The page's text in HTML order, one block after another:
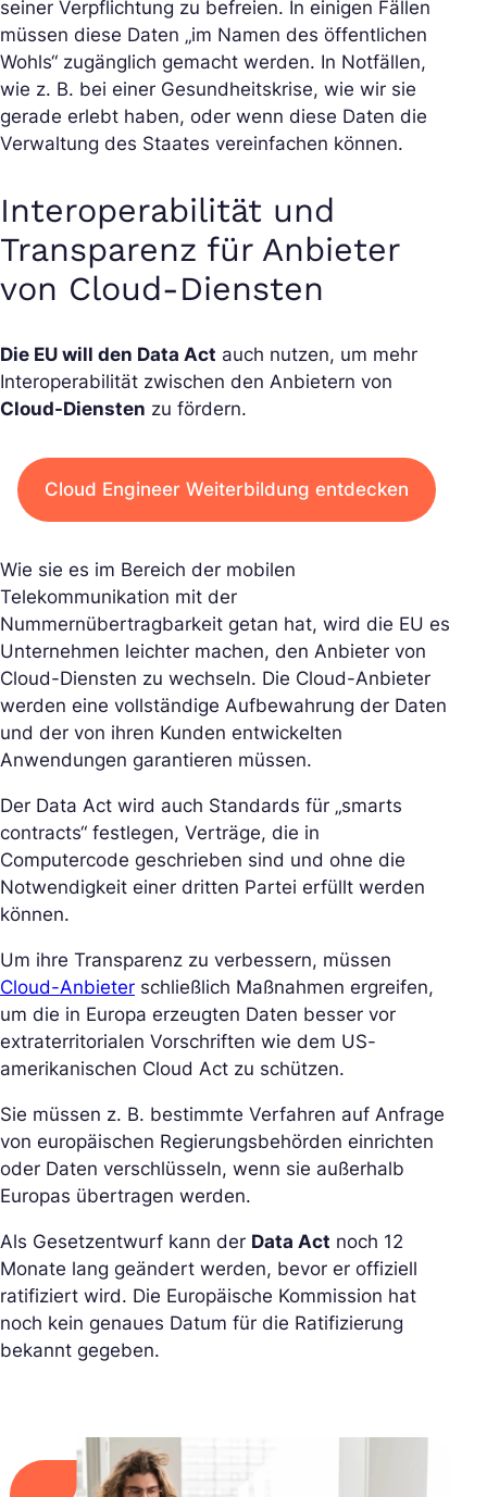
seiner Verpflichtung zu befreien. In einigen Fällen
müssen diese Daten „im Namen des öffentlichen
Wohls“ zugänglich gemacht werden. In Notfällen,
wie z. B. bei einer Gesundheitskrise, wie wir sie
gerade erlebt haben, oder wenn diese Daten die
Verwaltung des Staates vereinfachen können.
Interoperabilität und
Transparenz für Anbieter
von Cloud-Diensten
Die EU will den Data Act auch nutzen, um mehr
Interoperabilität zwischen den Anbietern von
Cloud-Diensten zu fördern.
Cloud Engineer Weiterbildung entdecken
Wie sie es im Bereich der mobilen
Telekommunikation mit der
Nummernübertragbarkeit getan hat, wird die EU es
Unternehmen leichter machen, den Anbieter von
Cloud-Diensten zu wechseln. Die Cloud-Anbieter
werden eine vollständige Aufbewahrung der Daten
und der von ihren Kunden entwickelten
Anwendungen garantieren müssen.
Der Data Act wird auch Standards für „smarts
contracts“ festlegen, Verträge, die in
Computercode geschrieben sind und ohne die
Notwendigkeit einer dritten Partei erfüllt werden
können.
Um ihre Transparenz zu verbessern, müssen
Cloud-Anbieter schließlich Maßnahmen ergreifen,
um die in Europa erzeugten Daten besser vor
extraterritorialen Vorschriften wie dem US-
amerikanischen Cloud Act zu schützen.
Sie müssen z. B. bestimmte Verfahren auf Anfrage
von europäischen Regierungsbehörden einrichten
oder Daten verschlüsseln, wenn sie außerhalb
Europas übertragen werden.
Als Gesetzentwurf kann der Data Act noch 12
Monate lang geändert werden, bevor er offiziell
ratifiziert wird. Die Europäische Kommission hat
noch kein genaues Datum für die Ratifizierung
bekannt gegeben.